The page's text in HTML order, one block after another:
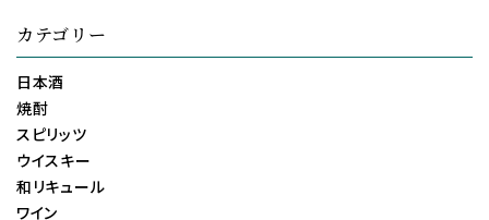
カテゴリー
日本酒
焼酎
スピリッツ
ウイスキー
和リキュール
ワイン